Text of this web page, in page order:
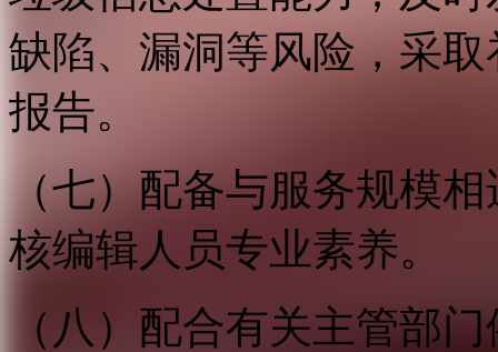
缺陷、漏洞等风险，采
报告。
（七）配备与服务规模
核编辑人员专业素养。
（八）配合有关主管部